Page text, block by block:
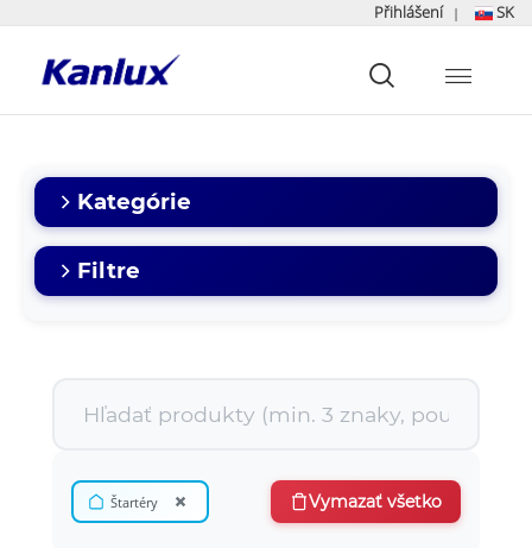
Přihlášení | SK
główna
Kategórie
Filtre
Štartéry × Vymazať všetko